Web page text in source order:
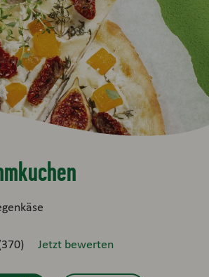
370) Jetzt bewerten